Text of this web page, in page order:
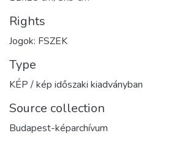
Rights
Jogok: FSZEK
Type
KÉP / kép időszaki kiadványban
Source collection
Budapest-képarchívum